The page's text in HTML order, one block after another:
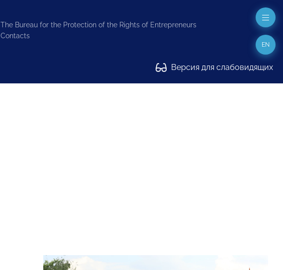
The Bureau for the Protection of the Rights of Entrepreneurs
Contacts
Версия для слабовидящих
EN